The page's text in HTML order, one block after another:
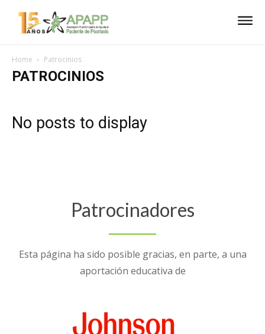
Home Patrocinios
PATROCINIOS
No posts to display
Patrocinadores
Esta página ha sido posible gracias, en parte, a una
aportación educativa de